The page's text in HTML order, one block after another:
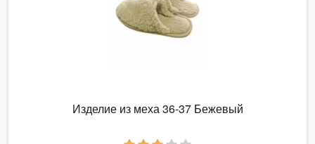
Изделие из меха 36-37 Бежевый